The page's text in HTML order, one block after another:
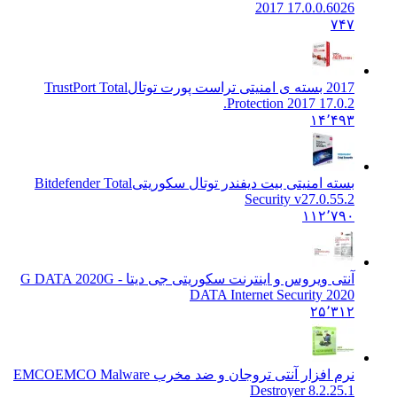
2017 17.0.0.6026
TrustPort Total
Protection 2017 17.0.2.
۱۴٬۴۹۳
بسته امنیتی بیت دیفندر توتال سکوریتیBitdefender Total
Security v27.0.55.2
۱۱۲٬۷۹۰
آنتی ویروس و اینترنت سکوریتی جی دیتا - G DATA 2020 G
DATA Internet Security 2020
۲۵٬۳۱۲
نرم افزار آنتی تروجان و ضد مخرب EMCOEMCO Malware
Destroyer 8.2.25.1